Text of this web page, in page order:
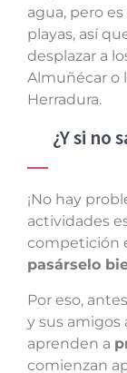
agua, pero
playas, así
desplazar a
Almuñécar o
Herradura.
¿Y si no
¡No hay
actividades
competición
pasárselo
Por eso,
y sus amigos
aprenden a
comienzan